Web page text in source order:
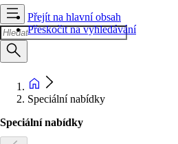
Přejít na hlavní obsah
Přeskočit na vyhledávání
Speciální nabídky
Speciální nabídky